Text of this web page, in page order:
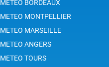
METEO BORDEAUX
METEO MONTPELLIER
METEO MARSEILLE
METEO ANGERS
METEO TOURS